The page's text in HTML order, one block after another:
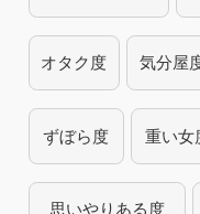
オタク度 気分屋
ずぼら度 重い女
思いやりある度